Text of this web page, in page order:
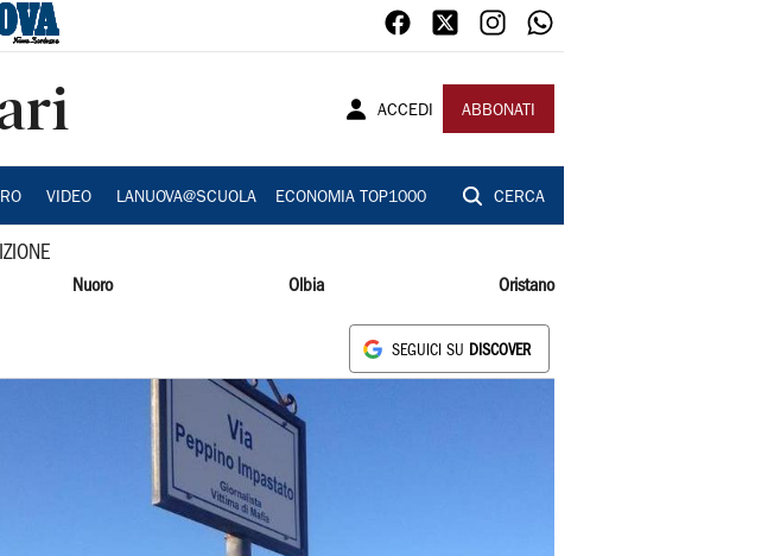
ACCEDI ABBONATI
VIDEO LANUOVA@SCUOLA ECONOMIA TOP1000 CERCA
Nuoro Olbia Oristano
SEGUICI SU DISCOVER